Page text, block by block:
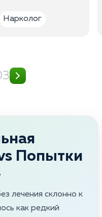
Нарколог
Попытки
лечения склонно к
как редкий